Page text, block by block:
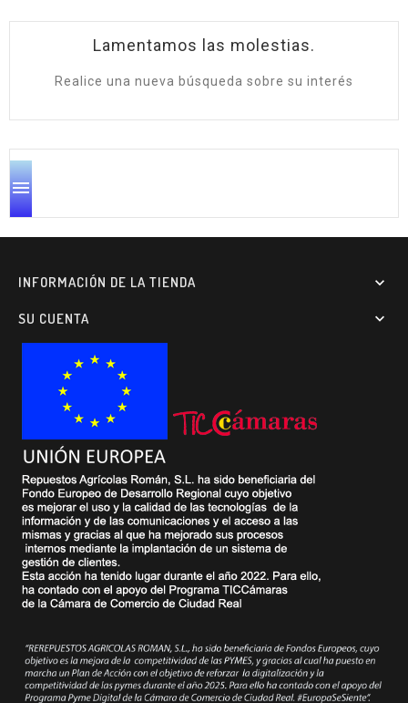
Lamentamos las molestias.
Realice una nueva búsqueda sobre su interés

INFORMACIÓN DE LA TIENDA 
SU CUENTA 